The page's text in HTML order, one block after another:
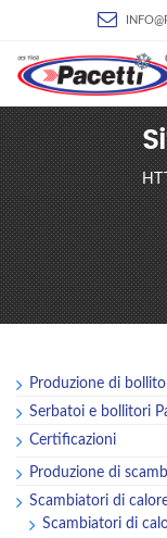
Produzione di
Serbatoi e bollitori
Certificazioni
Produzione di
Scambiatori di
Scambiatori di